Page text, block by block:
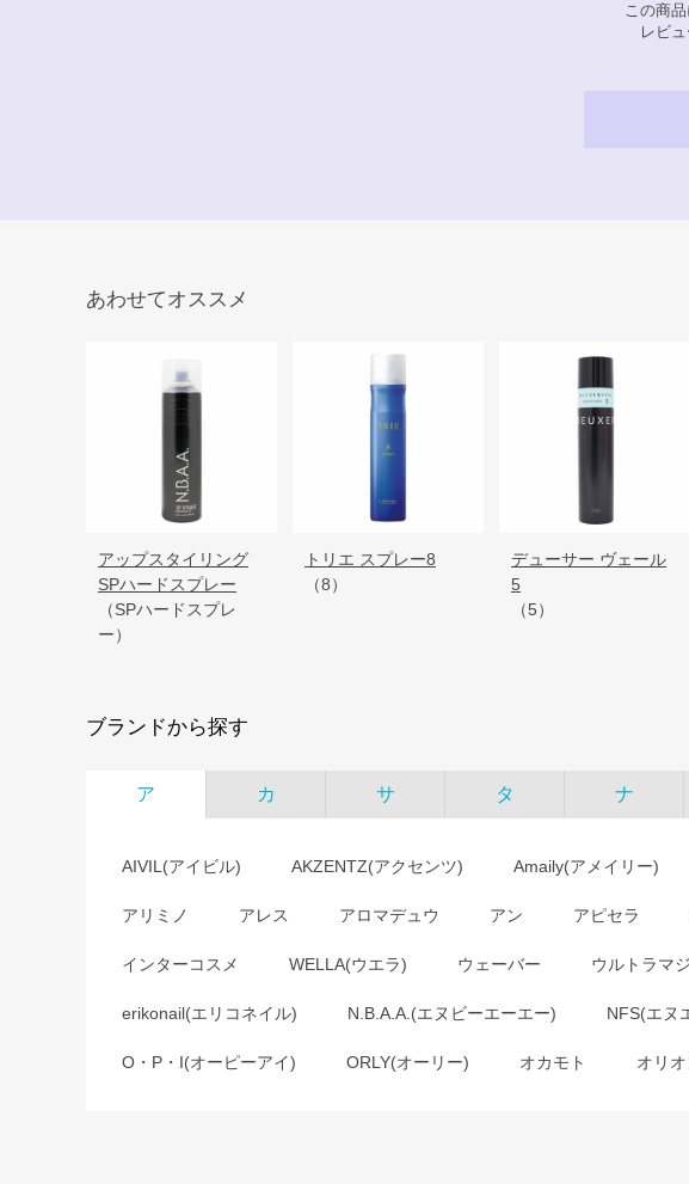
この商
レビ
あわせてオススメ
アップスタイリング
SPハードスプレー
（SPハードスプレ
ー）
トリエ スプレー8
（8）
デューサー ヴェール
5
（5）
ブランドから探す
ア カ サ タ ナ
AIVIL(アイビル) AKZENTZ(アクセンツ) Amaily(アメイリー)
アリミノ アレス アロマデュウ アン アピセラ
インターコスメ WELLA(ウエラ) ウェーバー ウルトラマ
erikonail(エリコネイル) N.B.A.A.(エヌビーエーエー) NFS(エヌ
O・P・I(オーピーアイ) ORLY(オーリー) オカモト オリ